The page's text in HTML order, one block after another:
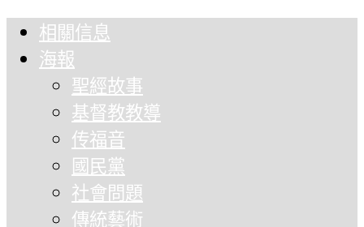
相關信息
海報
聖經故事
基督教教導
传福音
國民黨
社會問題
傳統藝術